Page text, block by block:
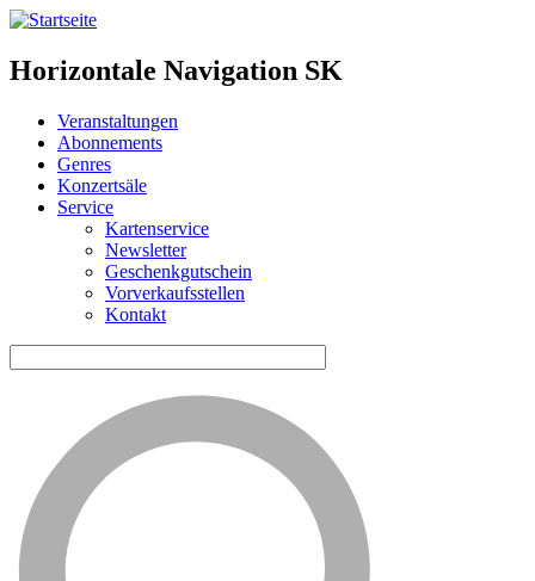
Horizontale Navigation SK
Veranstaltungen
Abonnements
Genres
Konzertsäle
Service
Kartenservice
Newsletter
Geschenkgutschein
Vorverkaufsstellen
Kontakt